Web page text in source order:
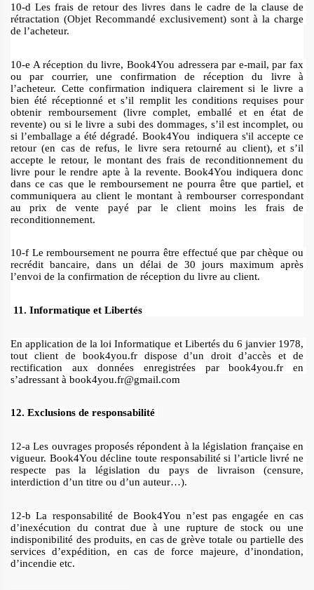
10-d Les frais de retour des livres dans le cadre de la clause de
rétractation (Objet Recommandé exclusivement) sont à la charge
de l’acheteur.
10-e A réception du livre, Book4You adressera par e-mail, par fax
ou par courrier, une confirmation de réception du livre à
l’acheteur. Cette confirmation indiquera clairement si le livre a
bien été réceptionné et s’il remplit les conditions requises pour
obtenir remboursement (livre complet, emballé et en état de
revente) ou si le livre a subi des dommages, s’il est incomplet, ou
si l’emballage a été dégradé. Book4You  indiquera s'il accepte ce
retour (en cas de refus, le livre sera retourné au client), et s’il
accepte le retour, le montant des frais de reconditionnement du
livre pour le rendre apte à la revente. Book4You indiquera donc
dans ce cas que le remboursement ne pourra être que partiel, et
communiquera au client le montant à rembourser correspondant
au prix de vente payé par le client moins les frais de
reconditionnement.
10-f Le remboursement ne pourra être effectué que par chèque ou
recrédit bancaire, dans un délai de 30 jours maximum après
l’envoi de la confirmation de réception du livre au client.
11. Informatique et Libertés
En application de la loi Informatique et Libertés du 6 janvier 1978,
tout client de book4you.fr dispose d’un droit d’accès et de
rectification aux données enregistrées par book4you.fr en
s’adressant à book4you.fr@gmail.com
12. Exclusions de responsabilité
12-a Les ouvrages proposés répondent à la législation française en
vigueur. Book4You décline toute responsabilité si l’article livré ne
respecte pas la législation du pays de livraison (censure,
interdiction d’un titre ou d’un auteur…).
12-b La responsabilité de Book4You n’est pas engagée en cas
d’inexécution du contrat due à une rupture de stock ou une
indisponibilité des produits, en cas de grève totale ou partielle des
services d’expédition, en cas de force majeure, d’inondation,
d’incendie etc.